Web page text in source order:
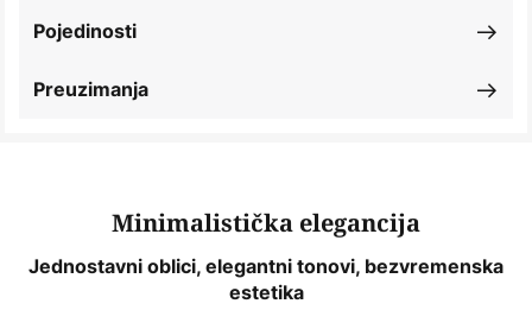
Pojedinosti
Preuzimanja
Minimalistička elegancija
Jednostavni oblici, elegantni tonovi, bezvremenska
estetika